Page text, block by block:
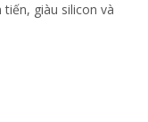
giàu silicon và